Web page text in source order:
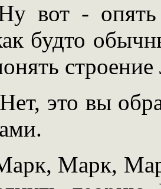
вот -
будто
Нет, это вы
Марк,